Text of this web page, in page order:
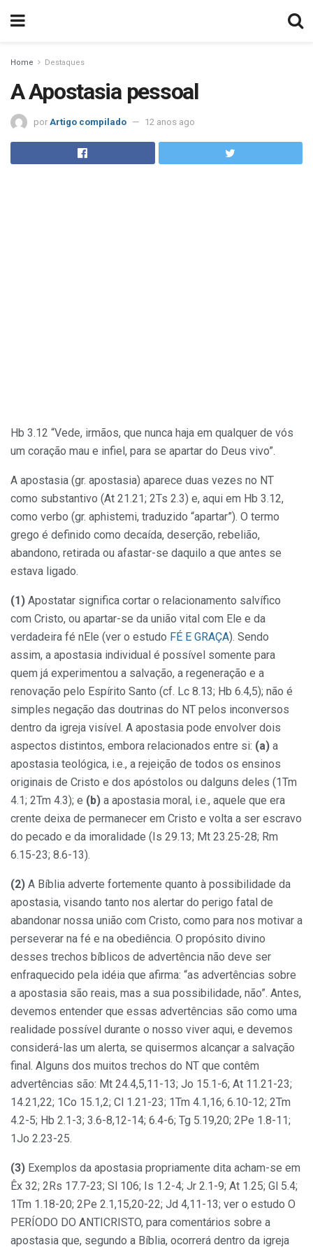
Home Destaques
A Apostasia pessoal
por Artigo compilado 12 anos ago
Hb 3.12 “Vede, irmãos, que nunca haja em qualquer de vós
um coração mau e infiel, para se apartar do Deus vivo”.
A apostasia (gr. apostasia) aparece duas vezes no NT
como substantivo (At 21.21; 2Ts 2.3) e, aqui em Hb 3.12,
como verbo (gr. aphistemi, traduzido “apartar”). O termo
grego é definido como decaída, deserção, rebelião,
abandono, retirada ou afastar-se daquilo a que antes se
estava ligado.
(1) Apostatar significa cortar o relacionamento salvífico
com Cristo, ou apartar-se da união vital com Ele e da
verdadeira fé nEle (ver o estudo FÉ E GRAÇA). Sendo
assim, a apostasia individual é possível somente para
quem já experimentou a salvação, a regeneração e a
renovação pelo Espírito Santo (cf. Lc 8.13; Hb 6.4,5); não é
simples negação das doutrinas do NT pelos inconversos
dentro da igreja visível. A apostasia pode envolver dois
aspectos distintos, embora relacionados entre si: (a) a
apostasia teológica, i.e., a rejeição de todos os ensinos
originais de Cristo e dos apóstolos ou dalguns deles (1Tm
4.1; 2Tm 4.3); e (b) a apostasia moral, i.e., aquele que era
crente deixa de permanecer em Cristo e volta a ser escravo
do pecado e da imoralidade (Is 29.13; Mt 23.25-28; Rm
6.15-23; 8.6-13).
(2) A Bíblia adverte fortemente quanto à possibilidade da
apostasia, visando tanto nos alertar do perigo fatal de
abandonar nossa união com Cristo, como para nos motivar a
perseverar na fé e na obediência. O propósito divino
desses trechos bíblicos de advertência não deve ser
enfraquecido pela idéia que afirma: “as advertências sobre
a apostasia são reais, mas a sua possibilidade, não”. Antes,
devemos entender que essas advertências são como uma
realidade possível durante o nosso viver aqui, e devemos
considerá-las um alerta, se quisermos alcançar a salvação
final. Alguns dos muitos trechos do NT que contêm
advertências são: Mt 24.4,5,11-13; Jo 15.1-6; At 11.21-23;
14.21,22; 1Co 15.1,2; Cl 1.21-23; 1Tm 4.1,16; 6.10-12; 2Tm
4.2-5; Hb 2.1-3; 3.6-8,12-14; 6.4-6; Tg 5.19,20; 2Pe 1.8-11;
1Jo 2.23-25.
(3) Exemplos da apostasia propriamente dita acham-se em
Êx 32; 2Rs 17.7-23; Sl 106; Is 1.2-4; Jr 2.1-9; At 1.25; Gl 5.4;
1Tm 1.18-20; 2Pe 2.1,15,20-22; Jd 4,11-13; ver o estudo O
PERÍODO DO ANTICRISTO, para comentários sobre a
apostasia que, segundo a Bíblia, ocorrerá dentro da igreja